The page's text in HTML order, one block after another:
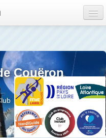
Couëron